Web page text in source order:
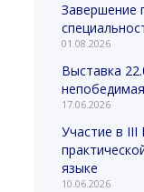
Завершение
01.08.2026
Выставка
непобедимая
17.06.2026
Участие в III
языке
10.06.2026